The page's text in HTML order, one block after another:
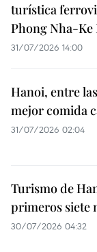
turística
Phong Nha-Ke
31/07/2026 14:00
Hanoi, entre
mejor comida
31/07/2026 02:04
Turismo de
primeros siete
30/07/2026 04:32